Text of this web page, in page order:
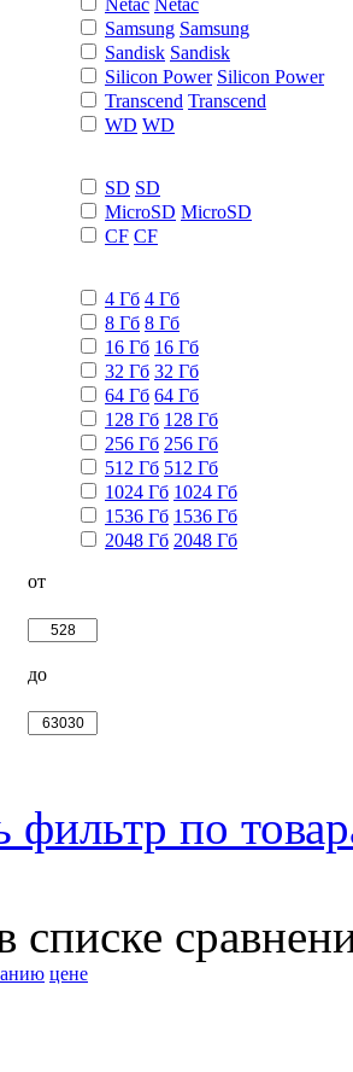
Netac Netac
Samsung Samsung
Sandisk Sandisk
Silicon Power Silicon Power
Transcend Transcend
WD WD
SD SD
MicroSD MicroSD
CF CF
4 Гб 4 Гб
8 Гб 8 Гб
16 Гб 16 Гб
32 Гб 32 Гб
64 Гб 64 Гб
128 Гб 128 Гб
256 Гб 256 Гб
512 Гб 512 Гб
1024 Гб 1024 Гб
1536 Гб 1536 Гб
2048 Гб 2048 Гб
от
до
фильтр по
списке
цене